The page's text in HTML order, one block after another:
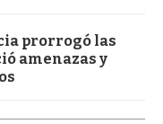
prorrogó las
amenazas y